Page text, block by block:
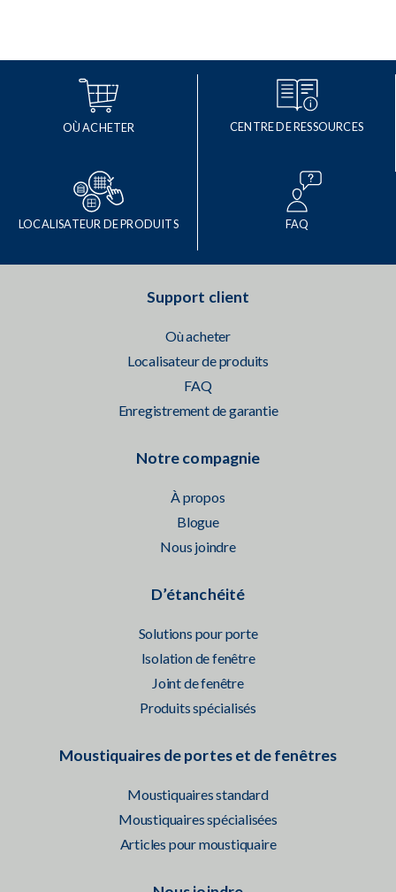
OÙ ACHETER CENTRE DE RESSOURCES
LOCALISATEUR DE PRODUITS FAQ
Support client
Où acheter
Localisateur de produits
FAQ
Enregistrement de garantie
Notre compagnie
À propos
Blogue
Nous joindre
D’étanchéité
Solutions pour porte
Isolation de fenêtre
Joint de fenêtre
Produits spécialisés
Moustiquaires de portes et de fenêtres
Moustiquaires standard
Moustiquaires spécialisées
Articles pour moustiquaire